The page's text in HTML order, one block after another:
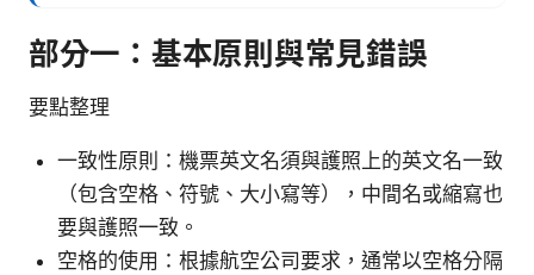
部分一：基本原則與常見錯誤
要點整理
一致性原則：機票英文名須與護照上的英文名一致
（包含空格、符號、大小寫等），中間名或縮寫也
要與護照一致。
空格的使用：根據航空公司要求，通常以空格分隔